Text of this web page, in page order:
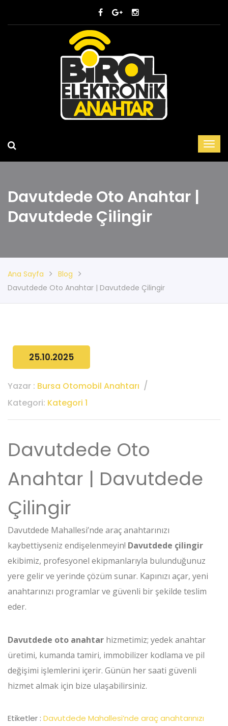
Davutdede Oto Anahtar |
Davutdede Çilingir
Ana Sayfa
Blog
Davutdede Oto Anahtar | Davutdede Çilingir
25.10.2025
Yazar : Bursa Otomobil Anahtarı
Kategori: Kategori 1
Davutdede Oto
Anahtar | Davutdede
Çilingir
Davutdede Mahallesi’nde araç anahtarınızı
kaybettiyseniz endişelenmeyin! Davutdede çilingir
ekibimiz, profesyonel ekipmanlarıyla bulunduğunuz
yere gelir ve yerinde çözüm sunar. Kapınızı açar, yeni
anahtarınızı programlar ve güvenli bir şekilde teslim
eder.
Davutdede oto anahtar hizmetimiz; yedek anahtar
üretimi, kumanda tamiri, immobilizer kodlama ve pil
değişimi işlemlerini içerir. Günün her saati güvenli
hizmet almak için bize ulaşabilirsiniz.
Etiketler : Davutdede Mahallesi’nde araç anahtarınızı